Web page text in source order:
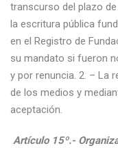
transcurso del plazo
la escritura pública
en el Registro de
su mandato si fueron
y por renuncia. 2. – La
de los medios y
aceptación.
Artículo 15º.-